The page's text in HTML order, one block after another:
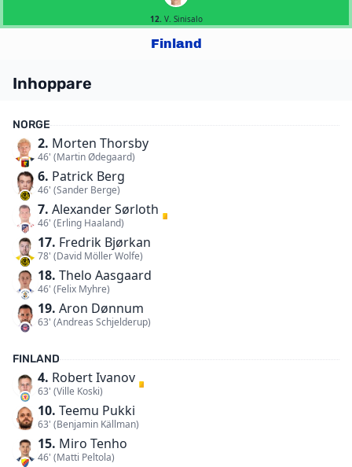
12. V. Sinisalo
Finland
Inhoppare
NORGE
2. Morten Thorsby
46' (Martin Ødegaard)
6. Patrick Berg
46' (Sander Berge)
7. Alexander Sørloth
46' (Erling Haaland)
17. Fredrik Bjørkan
78' (David Möller Wolfe)
18. Thelo Aasgaard
46' (Felix Myhre)
19. Aron Dønnum
63' (Andreas Schjelderup)
FINLAND
4. Robert Ivanov
63' (Ville Koski)
10. Teemu Pukki
63' (Benjamin Källman)
15. Miro Tenho
46' (Matti Peltola)